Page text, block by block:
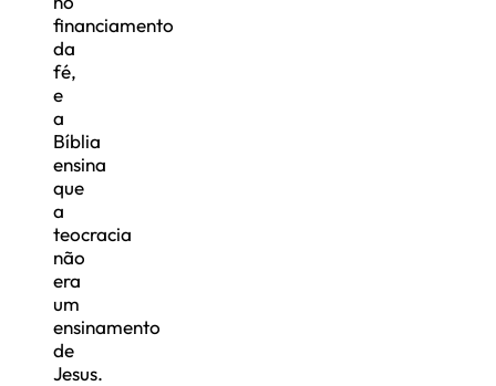
financiamento
da
fé,
e
a
Bíblia
ensina
que
a
teocracia
não
era
um
ensinamento
de
Jesus.